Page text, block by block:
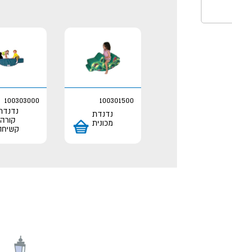
100301500
נדנדת
מכונית
100303000
קורה